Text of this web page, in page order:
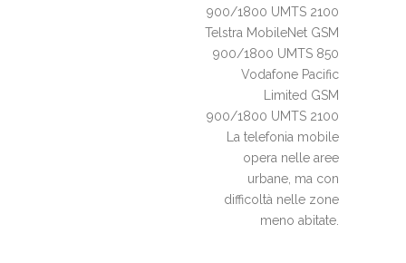
900/1800 UMTS 2100
Telstra MobileNet GSM
900/1800 UMTS 850
Vodafone Pacific
Limited GSM
900/1800 UMTS 2100
La telefonia mobile
opera nelle aree
urbane, ma con
difficoltà nelle zone
meno abitate.